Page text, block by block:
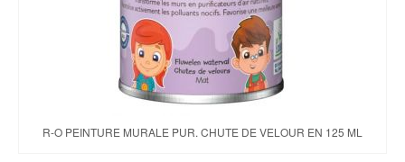
R-O PEINTURE MURALE PUR. CHUTE DE VELOUR EN 125 ML